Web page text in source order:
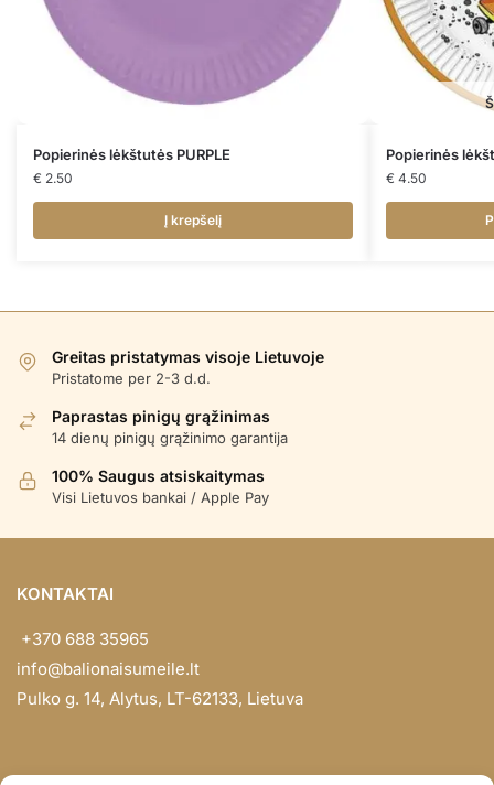
Popierinės lėkštutės PURPLE
€ 2.50
Į krepšelį
Popierinės
€ 4.50
Greitas pristatymas visoje Lietuvoje
Pristatome per 2-3 d.d.
Paprastas pinigų grąžinimas
14 dienų pinigų grąžinimo garantija
100% Saugus atsiskaitymas
Visi Lietuvos bankai / Apple Pay
KONTAKTAI
+370 688 35965
info@balionaisumeile.lt
Pulko g. 14, Alytus, LT-62133, Lietuva